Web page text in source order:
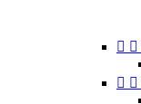
 
 